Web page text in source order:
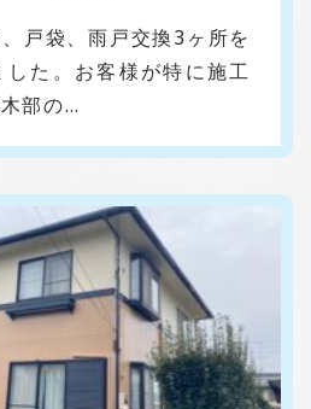
戸袋、雨戸交換3ヶ所を
た。お客様が特に施工
部の…